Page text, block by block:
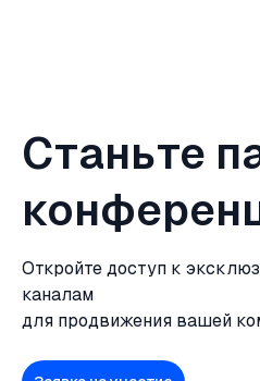
Станьте
Откройте доступ к
каналам
для продвижения вашей